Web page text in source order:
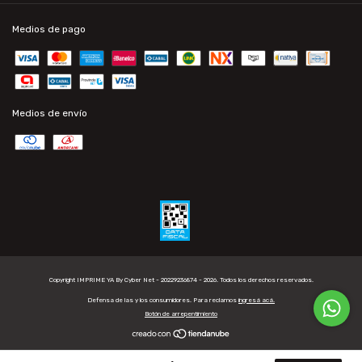
Medios de pago
Medios de envío
Copyright IMPRIME YA By Cyber Net - 20229236874 - 2026. Todos los derechos reservados.
Defensa de las y los consumidores. Para reclamos ingresá acá.
Botón de arrepentimiento